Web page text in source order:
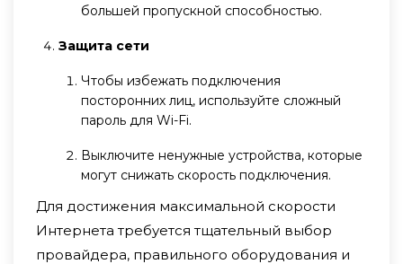
большей пропускной способностью.
Защита сети
Чтобы избежать подключения
посторонних лиц, используйте сложный
пароль для Wi-Fi.
Выключите ненужные устройства, которые
могут снижать скорость подключения.
Для достижения максимальной скорости
Интернета требуется тщательный выбор
провайдера, правильного оборудования и